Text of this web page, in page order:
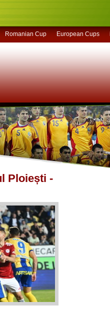
Romanian Cup European Cups
Ploiești -